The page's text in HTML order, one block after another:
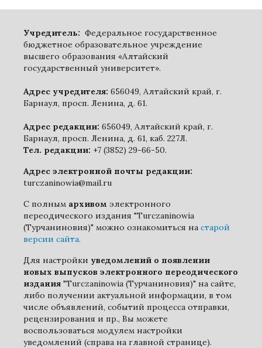
Учредитель: Федеральное государственное
бюджетное образовательное учреждение
высшего образования «Алтайский
государственный университет».
Адрес учредителя: 656049, Алтайский край, г.
Барнаул, просп. Ленина, д. 61.
Адрес редакции: 656049, Алтайский край, г.
Барнаул, просп. Ленина, д. 61, каб. 227Л.
Тел. редакции: +7 (3852) 29-66-50.
Адрес электронной почты редакции:
turczaninowia@mail.ru
С полным архивом электронного
переодического издания "Turczaninowia
(Турчаниновия)" можно ознакомиться на старой
версии сайта.
Для настройки уведомлений о появлении
новых выпусков электронного переодического
издания "Turczaninowia (Турчаниновия)" на сайте,
либо получении актуальной информации, в том
числе объявлений, событий процесса отправки,
рецензирования и пр., Вы можете
воспользоваться модулем настройки
уведомлений (справа на главной странице).